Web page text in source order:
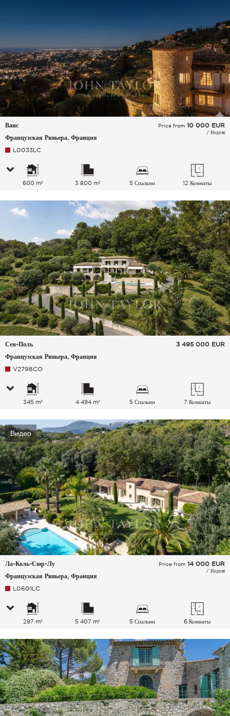
Ванс
Французская Ривьера, Франция
Price from 10 000 EUR
/ Неделя
L0033LC
600 m² 3 800 m² 5 Спальни 12 Комнаты
Сен-Поль
Французская Ривьера, Франция
3 495 000 EUR
V2798CO
345 m² 4 494 m² 5 Спальни 7 Комнаты
Видео
Ла-Коль-Сюр-Лу
Французская Ривьера, Франция
Price from 14 000 EUR
/ Неделя
L0601LC
287 m² 5 407 m² 5 Спальни 6 Комнаты